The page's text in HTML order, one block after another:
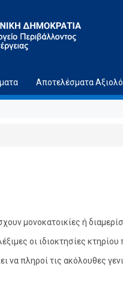
Αποτελέσματα
μονοκατοικίες ή
οι ιδιοκτησίες
να πληροί τις ακόλουθες